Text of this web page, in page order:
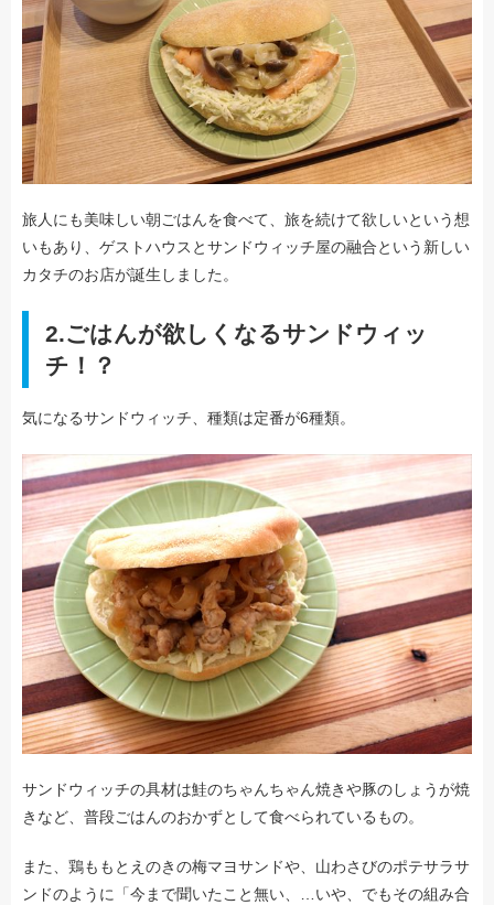
旅人にも美味しい朝ごはんを食べて、旅を続けて欲しいという想
いもあり、ゲストハウスとサンドウィッチ屋の融合という新しい
カタチのお店が誕生しました。
2.ごはんが欲しくなるサンドウィッ
チ！？
気になるサンドウィッチ、種類は定番が6種類。
サンドウィッチの具材は鮭のちゃんちゃん焼きや豚のしょうが焼
きなど、普段ごはんのおかずとして食べられているもの。
また、鶏ももとえのきの梅マヨサンドや、山わさびのポテサラサ
ンドのように「今まで聞いたこと無い、…いや、でもその組み合